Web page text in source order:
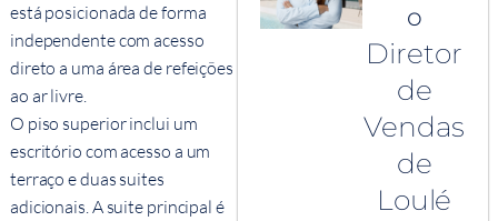
está posicionada de forma
independente com acesso
direto a uma área de refeições
ao ar livre.
O piso superior inclui um
escritório com acesso a um
terraço e duas suites
adicionais. A suite principal é
o
Diretor
de
Vendas
de
Loulé